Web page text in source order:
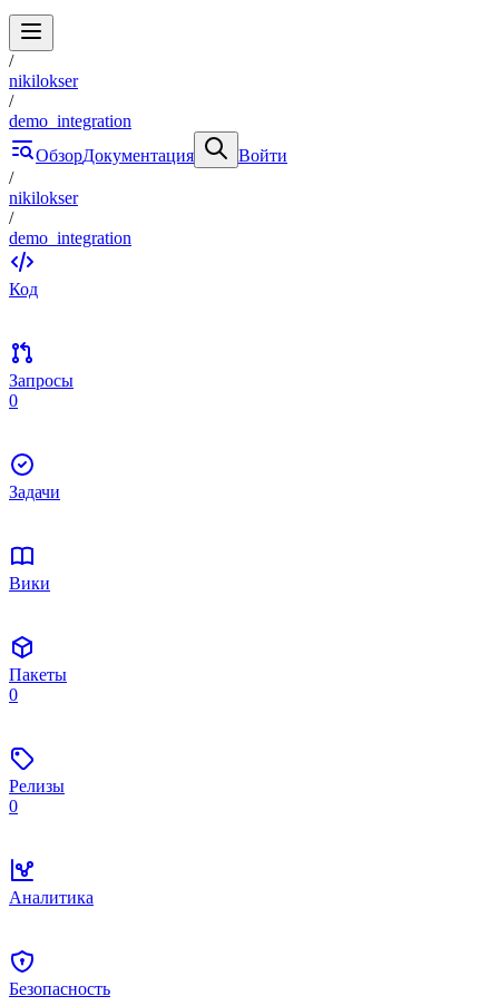
/
nikilokser
/
demo_integration
ОбзорДокументация
Войти
/
nikilokser
/
demo_integration
Код
Запросы
0
Задачи
Вики
Пакеты
0
Релизы
0
Аналитика
Безопасность